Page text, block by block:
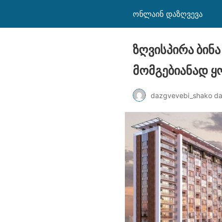
ონლაინ დაზღვევა
ზღვისპირა
მომგებიანად
dazgvevebi_shako